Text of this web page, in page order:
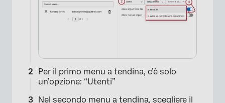
Per il primo menu a tendina, c’è solo
un’opzione: “Utenti”
Nel secondo menu a tendina, scegliere il